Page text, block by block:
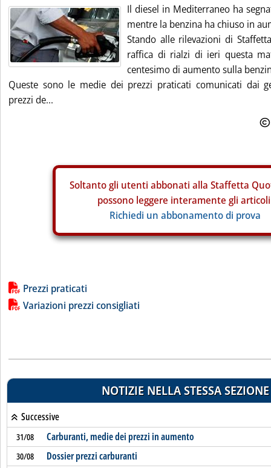
Il diesel in Mediterraneo ha
mentre la benzina ha chiuso in
Stando alle rilevazioni di
raffica di rialzi di ieri questa
centesimo di aumento sulla
Queste sono le medie dei prezzi praticati comunicati dai
prezzi de...
Soltanto gli utenti abbonati alla Staffetta
possono leggere interamente gli
Richiedi un abbonamento di prova
Lista allegati PDF alla notizia
Prezzi praticati
Variazioni prezzi consigliati
NOTIZIE NELLA STESSA SEZIONE
Successive
31/08 Carburanti, medie dei prezzi in aumento
30/08 Dossier prezzi carburanti